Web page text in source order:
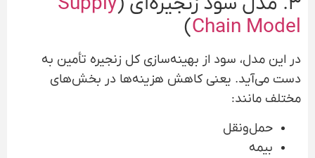
Chain Model
)
در این مدل، سود از بهینه‌سازی کل زنجیره تأمین به
دست می‌آید. یعنی کاهش هزینه‌ها در بخش‌های
مختلف مانند:
حمل‌ونقل
بیمه